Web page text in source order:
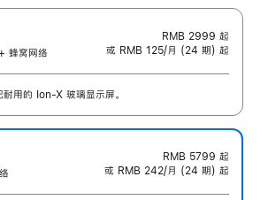
蜂窝网络
RMB 2999 起
或 RMB 125/月 (24 期) 起
耐用的 Ion-X 玻璃显示屏。
RMB 5799 起
或 RMB 242/月 (24 期) 起